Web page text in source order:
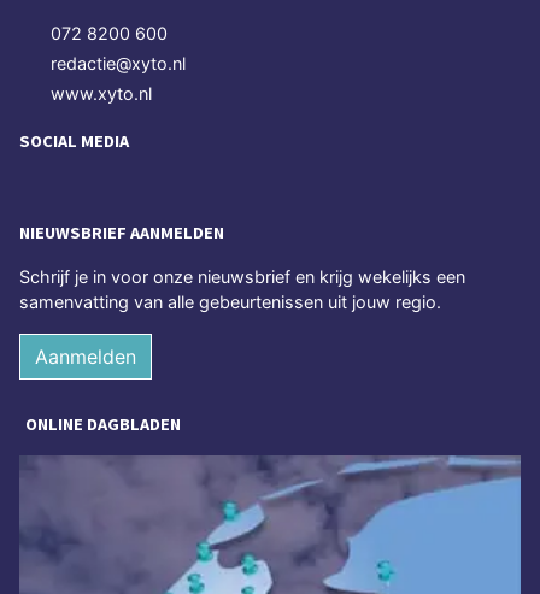
072 8200 600
redactie@xyto.nl
www.xyto.nl
SOCIAL MEDIA
NIEUWSBRIEF AANMELDEN
Schrijf je in voor onze nieuwsbrief en krijg wekelijks een
samenvatting van alle gebeurtenissen uit jouw regio.
Aanmelden
ONLINE DAGBLADEN